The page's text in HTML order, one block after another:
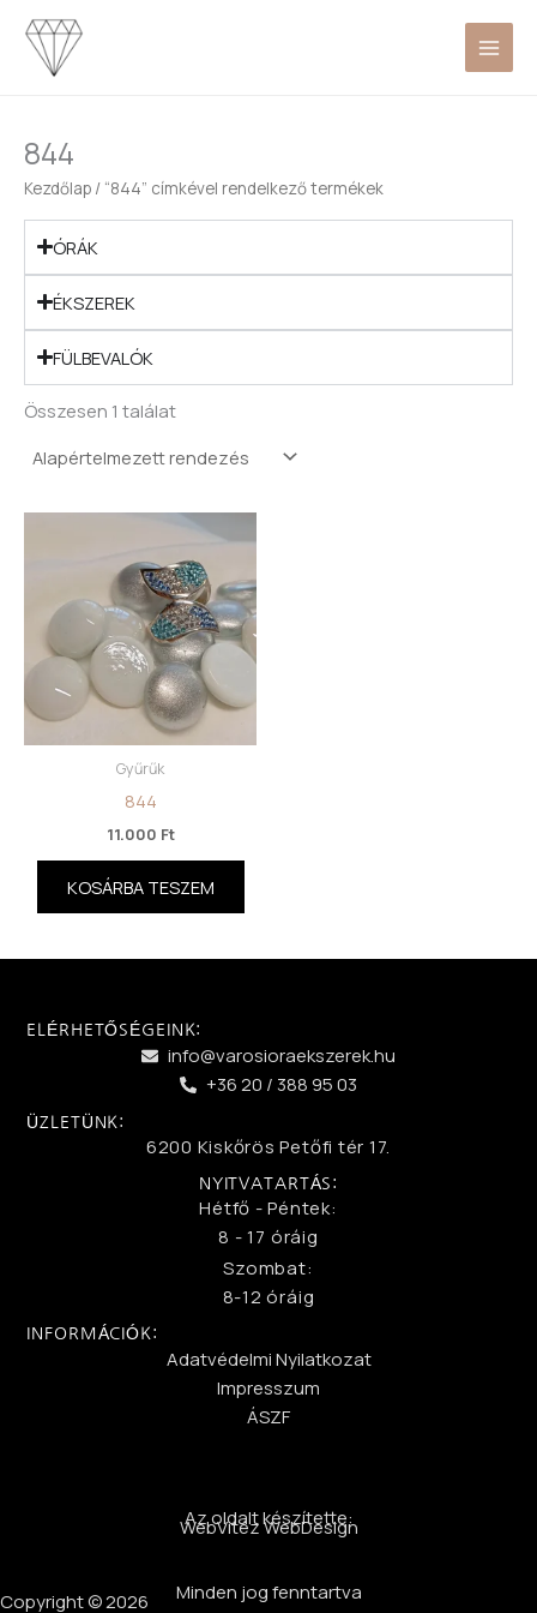
Skip
content
844
Kezdőlap / “844” címkével rendelkező termékek
ÓRÁK
ÉKSZEREK
FÜLBEVALÓK
Összesen 1 találat
Gyűrűk
844
11.000 Ft
KOSÁRBA TESZEM
ELÉRHETŐSÉGEINK:
info@varosioraekszerek.hu
+36 20 / 388 95 03
ÜZLETÜNK:
6200 Kiskőrös Petőfi tér 17.
NYITVATARTÁS:
Hétfő - Péntek:
8 - 17 óráig
Szombat:
8-12 óráig
INFORMÁCIÓK:
Adatvédelmi Nyilatkozat
Impresszum
ÁSZF
Az oldalt készítette:
WebVitéz WebDesign
Minden jog fenntartva
Copyright © 2026